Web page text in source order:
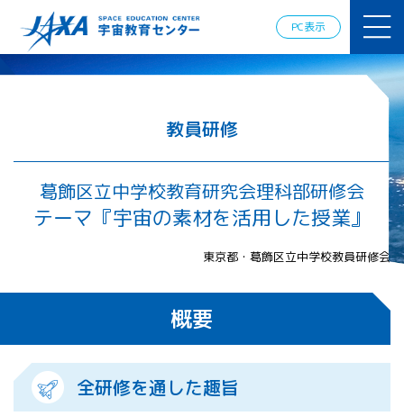
PC表示
ミー
ロスペース
情報の発
信
宇宙を活用
した教育実
践例
体験的学
提供（国
APRSAF（ア
関会議）宇
宙教育 for
教員研修
葛飾区立中学校教育研究会理科部研修会
テーマ『宇宙の素材を活用した授業』
東京都・葛飾区立中学校教員研修会
概要
全研修を通した趣旨